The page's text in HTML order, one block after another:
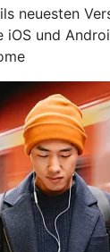
neuesten
iOS und